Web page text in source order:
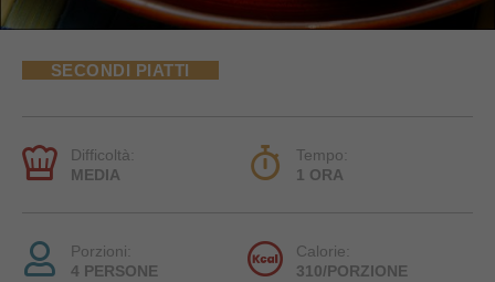
SECONDI PIATTI
Difficoltà:
MEDIA
Tempo:
1 ORA
Porzioni:
4 PERSONE
Calorie:
310/PORZIONE